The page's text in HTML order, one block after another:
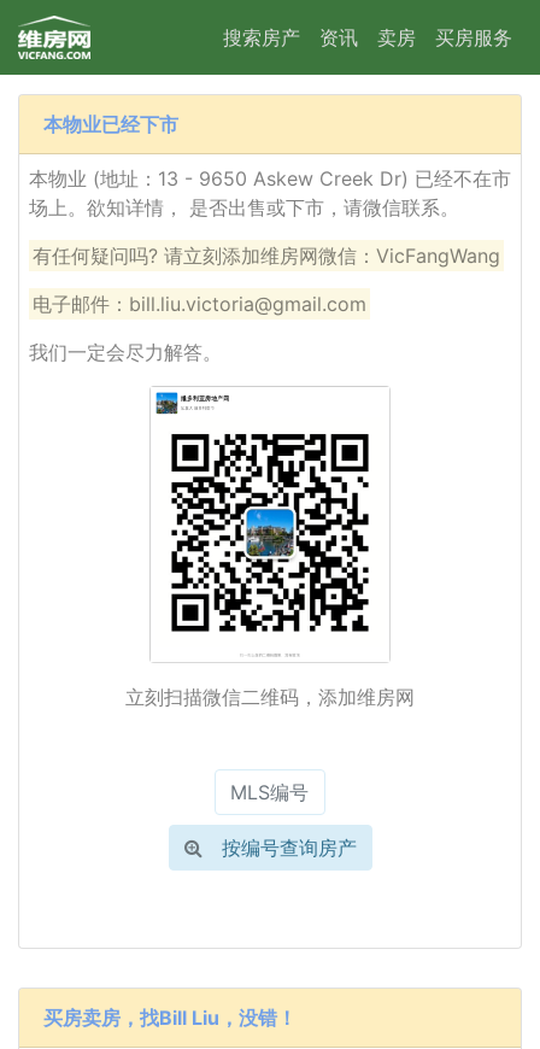
搜索房产 资讯 卖房 买房服务
本物业已经下市
本物业 (地址：13 - 9650 Askew Creek Dr) 已经不在市
场上。欲知详情， 是否出售或下市，请微信联系。
有任何疑问吗? 请立刻添加维房网微信：VicFangWang
电子邮件：bill.liu.victoria@gmail.com
我们一定会尽力解答。
立刻扫描微信二维码，添加维房网
按编号查询房产
买房卖房，找Bill Liu，没错！